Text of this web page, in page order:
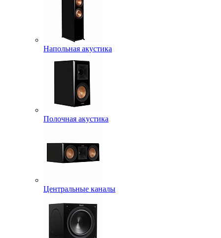
Напольная акустика
Полочная акустика
Центральные каналы